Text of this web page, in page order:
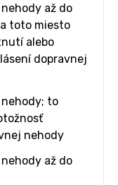
až do
toto miesto
alebo
dopravnej
to
nehody
až do